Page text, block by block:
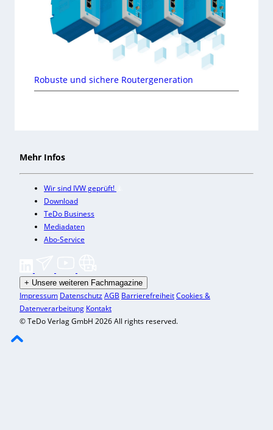
Robuste und sichere Routergeneration
Mehr Infos
Wir sind IVW geprüft!
Download
TeDo Business
Mediadaten
Abo-Service
+ Unsere weiteren Fachmagazine
Impressum DatenschutzAGB BarrierefreiheitCookies &
Datenverarbeitung Kontakt
© TeDo Verlag GmbH 2026 All rights reserved.